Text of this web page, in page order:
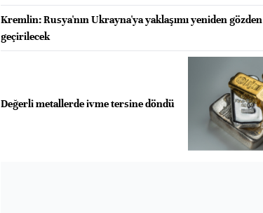
Kremlin: Rusya'nın Ukrayna'ya yaklaşımı yeniden gözden
geçirilecek
Değerli metallerde ivme tersine döndü